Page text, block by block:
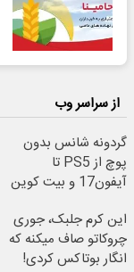
از سراسر وب
گردونه شانس بدون
پوچ از PS5 تا
آیفون17 و بیت کوین
این کرم جلبک، جوری
چروکاتو صاف میکنه که
انگار بوتاکس کردی!